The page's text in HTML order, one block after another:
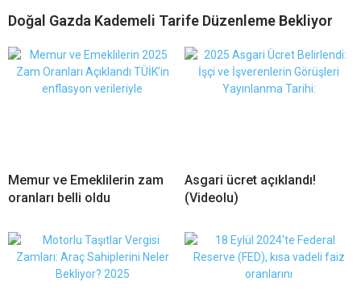
Doğal Gazda Kademeli Tarife Düzenleme Bekliyor
Memur ve Emeklilerin zam
oranları belli oldu
Asgari ücret açıklandı!
(Videolu)